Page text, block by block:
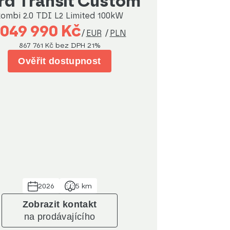
2.0 TDI L2 Limited 100kW
990 Kč/ EUR / PLN
867 761 Kč bez DPH 21%
Ověřit dostupnost
2026 5 km
Zobrazit kontakt
na prodávajícího